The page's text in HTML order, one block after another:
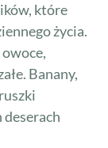
które
życia.
Banany,